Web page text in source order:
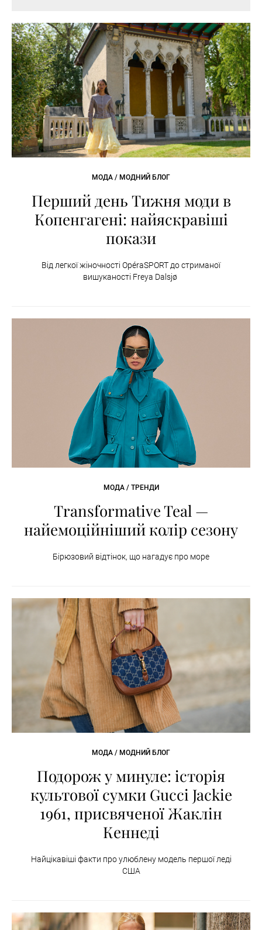
МОДА / МОДНИЙ БЛОГ
Перший день Тижня моди в
Копенгагені: найяскравіші
покази
Від легкої жіночності OpéraSPORT до стриманої
вишуканості Freya Dalsjø
МОДА / ТРЕНДИ
Transformative Teal —
найемоційніший колір сезону
Бірюзовий відтінок, що нагадує про море
МОДА / МОДНИЙ БЛОГ
Подорож у минуле: історія
культової сумки Gucci Jackie
1961, присвяченої Жаклін
Кеннеді
Найцікавіші факти про улюблену модель першої леді
США